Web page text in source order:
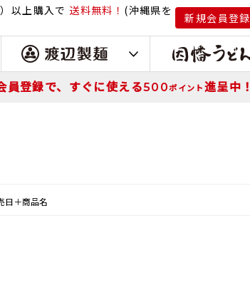
以上購入で 送料無料！ (沖縄県を
新規会員登録
員登録で、すぐに使える500ポイント進呈中！
日＋商品名